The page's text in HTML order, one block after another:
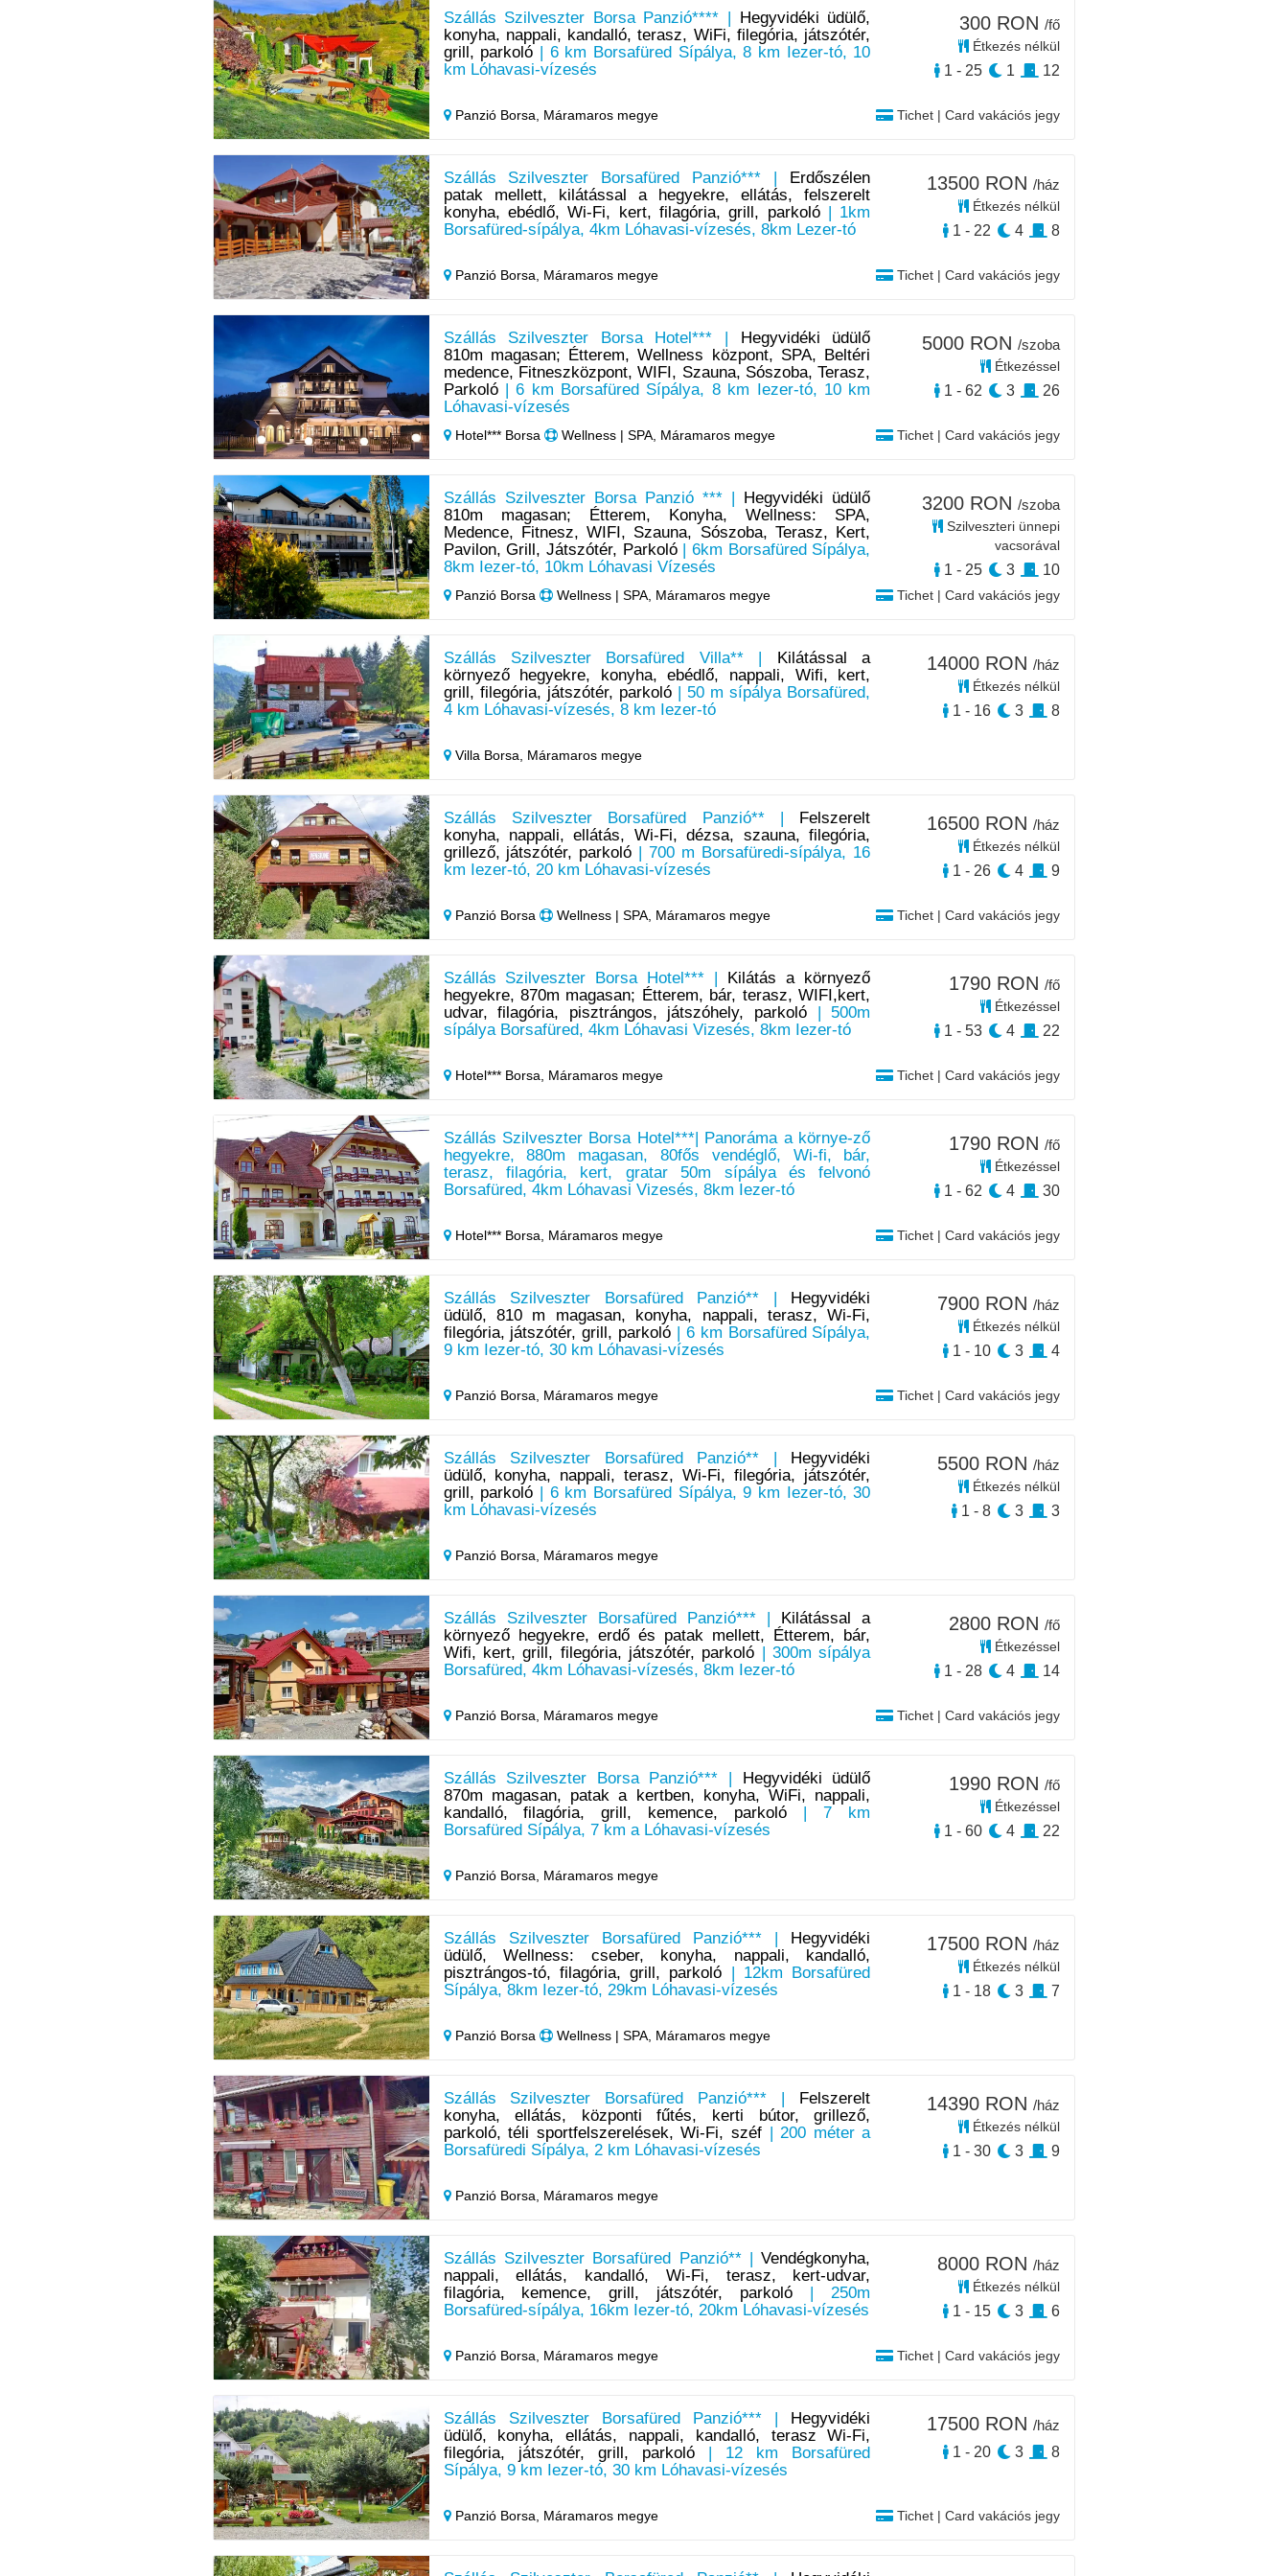
Szállás Szilveszter Borsa Panzió**** |
Hegyvidéki üdülő,
konyha, nappali, kandalló, terasz, WiFi, filegória, játszótér,
grill, parkoló | 6 km Borsafüred Sípálya, 8 km Iezer-tó, 10
km Lóhavasi-vízesés
Panzió Borsa, Máramaros megye Tichet | Card vakációs jegy
300 RON /fő
Étkezés nélkül
1 - 25 1 12
Szállás Szilveszter Borsafüred Panzió*** |
Erdőszélen
patak mellett, kilátással a hegyekre, ellátás, felszerelt
konyha, ebédlő, Wi-Fi, kert, filagória, grill, parkoló| 1km
Borsafüred-sípálya, 4km Lóhavasi-vízesés, 8km Lezer-tó
Panzió Borsa, Máramaros megye Tichet | Card vakációs jegy
13500 RON /ház
Étkezés nélkül
1 - 22 4 8
Szállás Szilveszter Borsa Hotel*** |
Hegyvidéki üdülő
810m magasan; Étterem, Wellness központ, SPA, Beltéri
medence, Fitneszközpont, WIFI, Szauna, Sószoba, Terasz,
Parkoló| 6 km Borsafüred Sípálya, 8 km Iezer-tó, 10 km
Lóhavasi-vízesés
Hotel*** Borsa Wellness | SPA, Máramaros megye Tichet | Card vakációs jegy
5000 RON /szoba
Étkezéssel
1 - 62 3 26
Szállás Szilveszter Borsa Panzió *** |
Hegyvidéki üdülő
810m magasan; Étterem, Konyha, Wellness: SPA,
Medence, Fitnesz, WIFI, Szauna, Sószoba, Terasz, Kert,
Pavilon, Grill, Játszótér, Parkoló| 6km Borsafüred Sípálya,
8km Iezer-tó, 10km Lóhavasi Vízesés
Panzió Borsa Wellness | SPA, Máramaros megye Tichet | Card vakációs jegy
3200 RON /szoba
Szilveszteri ünnepi
vacsorával
1 - 25 3 10
Szállás Szilveszter Borsafüred Villa** |
Kilátással a
környező hegyekre, konyha, ebédlő, nappali, Wifi, kert,
grill, filegória, játszótér, parkoló| 50 m sípálya Borsafüred,
4 km Lóhavasi-vízesés, 8 km Iezer-tó
Villa Borsa, Máramaros megye
14000 RON /ház
Étkezés nélkül
1 - 16 3 8
Szállás Szilveszter Borsafüred Panzió** |
Felszerelt
konyha, nappali, ellátás, Wi-Fi, dézsa, szauna, filegória,
grillező, játszótér, parkoló | 700 m Borsafüredi-sípálya, 16
km Iezer-tó, 20 km Lóhavasi-vízesés
Panzió Borsa Wellness | SPA, Máramaros megye Tichet | Card vakációs jegy
16500 RON /ház
Étkezés nélkül
1 - 26 4 9
Szállás Szilveszter Borsa Hotel*** |
Kilátás a környező
hegyekre, 870m magasan; Étterem, bár, terasz, WIFI,kert,
udvar, filagória, pisztrángos, játszóhely, parkoló | 500m
sípálya Borsafüred, 4km Lóhavasi Vizesés, 8km Iezer-tó
Hotel*** Borsa, Máramaros megye Tichet | Card vakációs jegy
1790 RON /fő
Étkezéssel
1 - 53 4 22
Szállás Szilveszter Borsa Hotel***| Panoráma a környe-ző
hegyekre, 880m magasan, 80fős vendéglő, Wi-fi, bár,
terasz, filagória, kert, gratar 50m sípálya és felvonó
Borsafüred, 4km Lóhavasi Vizesés, 8km Iezer-tó
Hotel*** Borsa, Máramaros megye Tichet | Card vakációs jegy
1790 RON /fő
Étkezéssel
1 - 62 4 30
Szállás Szilveszter Borsafüred Panzió** |
Hegyvidéki
üdülő, 810 m magasan, konyha, nappali, terasz, Wi-Fi,
filegória, játszótér, grill, parkoló | 6 km Borsafüred Sípálya,
9 km Iezer-tó, 30 km Lóhavasi-vízesés
Panzió Borsa, Máramaros megye Tichet | Card vakációs jegy
7900 RON /ház
Étkezés nélkül
1 - 10 3 4
Szállás Szilveszter Borsafüred Panzió** |
Hegyvidéki
üdülő, konyha, nappali, terasz, Wi-Fi, filegória, játszótér,
grill, parkoló | 6 km Borsafüred Sípálya, 9 km Iezer-tó, 30
km Lóhavasi-vízesés
Panzió Borsa, Máramaros megye
5500 RON /ház
Étkezés nélkül
1 - 8 3 3
Szállás Szilveszter Borsafüred Panzió*** |
Kilátással a
környező hegyekre, erdő és patak mellett, Étterem, bár,
Wifi, kert, grill, filegória, játszótér, parkoló | 300m sípálya
Borsafüred, 4km Lóhavasi-vízesés, 8km Iezer-tó
Panzió Borsa, Máramaros megye Tichet | Card vakációs jegy
2800 RON /fő
Étkezéssel
1 - 28 4 14
Szállás Szilveszter Borsa Panzió*** |
Hegyvidéki üdülő
870m magasan, patak a kertben, konyha, WiFi, nappali,
kandalló, filagória, grill, kemence, parkoló | 7 km
Borsafüred Sípálya, 7 km a Lóhavasi-vízesés
Panzió Borsa, Máramaros megye
1990 RON /fő
Étkezéssel
1 - 60 4 22
Szállás Szilveszter Borsafüred Panzió*** |
Hegyvidéki
üdülő, Wellness: cseber, konyha, nappali, kandalló,
pisztrángos-tó, filagória, grill, parkoló | 12km Borsafüred
Sípálya, 8km Iezer-tó, 29km Lóhavasi-vízesés
Panzió Borsa Wellness | SPA, Máramaros megye
17500 RON /ház
Étkezés nélkül
1 - 18 3 7
Szállás Szilveszter Borsafüred Panzió*** |
Felszerelt
konyha, ellátás, központi fűtés, kerti bútor, grillező,
parkoló, téli sportfelszerelések, Wi-Fi, széf| 200 méter a
Borsafüredi Sípálya, 2 km Lóhavasi-vízesés
Panzió Borsa, Máramaros megye
14390 RON /ház
Étkezés nélkül
1 - 30 3 9
Szállás Szilveszter Borsafüred Panzió** |Vendégkonyha,
nappali, ellátás, kandalló, Wi-Fi, terasz, kert-udvar,
filagória, kemence, grill, játszótér, parkoló | 250m
Borsafüred-sípálya, 16km Iezer-tó, 20km Lóhavasi-vízesés
Panzió Borsa, Máramaros megye Tichet | Card vakációs jegy
8000 RON /ház
Étkezés nélkül
1 - 15 3 6
Szállás Szilveszter Borsafüred Panzió*** |
Hegyvidéki
üdülő, konyha, ellátás, nappali, kandalló, terasz Wi-Fi,
filegória, játszótér, grill, parkoló| 12 km Borsafüred
Sípálya, 9 km Iezer-tó, 30 km Lóhavasi-vízesés
Panzió Borsa, Máramaros megye Tichet | Card vakációs jegy
17500 RON /ház
1 - 20
3 8